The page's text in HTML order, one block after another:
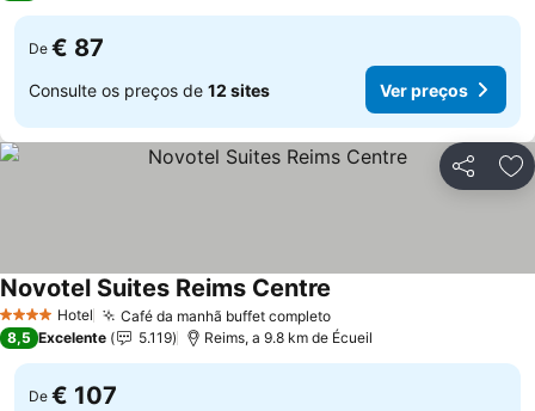
De € 87
Consulte os preços de 12 sites Ver preços
Partilhar
4 EstrelasHotel Café da manhã buffet completoVer preços
Novotel Suites Reims Centre
8,5 Excelente 5.119 Reims, a 9.8 km de Écueil
De € 107